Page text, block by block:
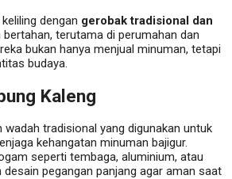
dengan gerobak tradisional dan
bertahan, terutama di perumahan dan
bukan hanya menjual minuman, tetapi
budaya.
Kaleng
wadah tradisional yang digunakan untuk
kehangatan minuman bajigur.
seperti tembaga, aluminium, atau
pegangan panjang agar aman saat